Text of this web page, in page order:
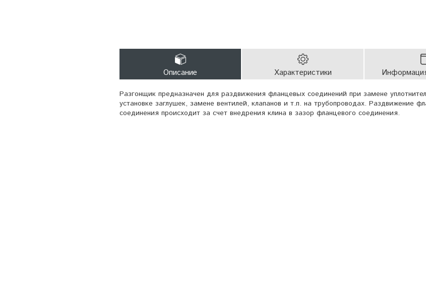
Описание Характеристики
Разгонщик предназначен для раздвижения фланцевых соединений при замене
установке заглушек, замене вентилей, клапанов и т.п. на трубопроводах. Раздвижение
соединения происходит за счет внедрения клина в зазор фланцевого соединения.